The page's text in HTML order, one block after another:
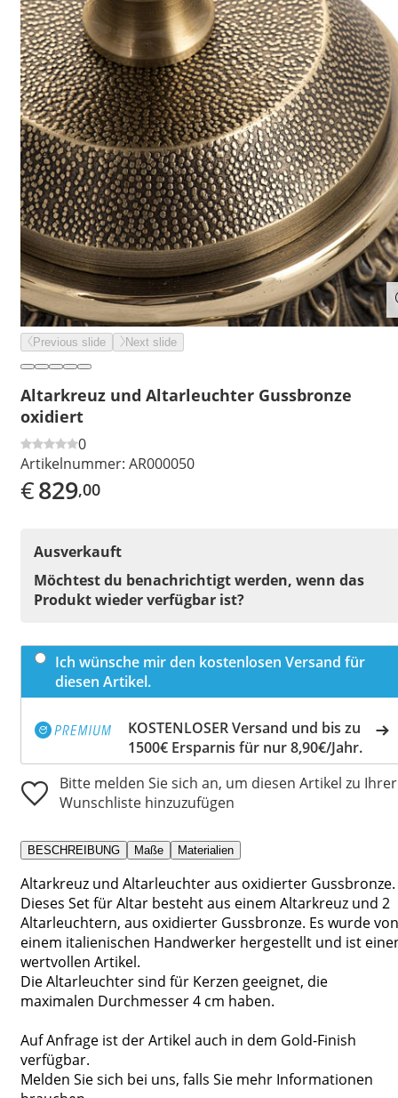
Previous slide Next slide
Altarkreuz und Altarleuchter Gussbronze
oxidiert
0
Artikelnummer: AR000050
€829,00
Ausverkauft
Möchtest du benachrichtigt werden, wenn das
Produkt wieder verfügbar ist?
Ich wünsche mir den kostenlosen Versand für
diesen Artikel.
KOSTENLOSER Versand und bis zu
1500€ Ersparnis für nur 8,90€/Jahr.
Bitte melden Sie sich an, um diesen Artikel zu Ihrer
Wunschliste hinzuzufügen
BESCHREIBUNG Maße Materialien
Altarkreuz und Altarleuchter aus oxidierter Gussbronze.
Dieses Set für Altar besteht aus einem Altarkreuz und 2
Altarleuchtern, aus oxidierter Gussbronze. Es wurde von
einem italienischen Handwerker hergestellt und ist
wertvollen Artikel.
Die Altarleuchter sind für Kerzen geeignet, die
maximalen Durchmesser 4 cm haben.
Auf Anfrage ist der Artikel auch in dem Gold-Finish
verfügbar.
Melden Sie sich bei uns, falls Sie mehr Informationen